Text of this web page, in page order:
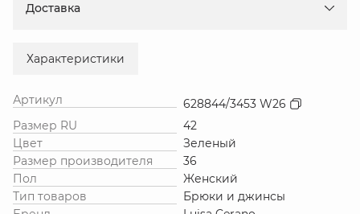
Доставка
Характеристики
Артикул
628844/3453 W26
Размер RU
42
Цвет
Зеленый
Размер производителя
36
Пол
Женский
Тип товаров
Брюки и джинсы